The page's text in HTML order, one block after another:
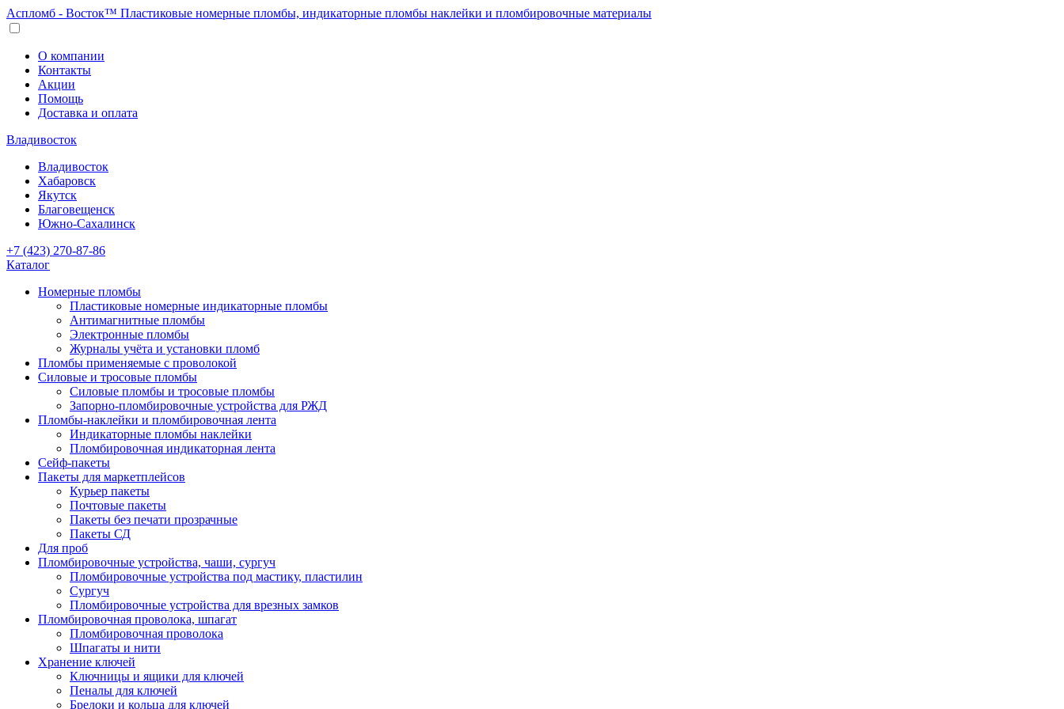
Аспломб - Восток™ Пластиковые номерные пломбы, индикаторные пломбы наклейки и пломбировочные материалы
О компании
Контакты
Акции
Помощь
Доставка и оплата
Владивосток
Владивосток
Хабаровск
Якутск
Благовещенск
Южно-Сахалинск
+7 (423) 270-87-86
Каталог
Номерные пломбы
Пластиковые номерные индикаторные пломбы
Антимагнитные пломбы
Электронные пломбы
Журналы учёта и установки пломб
Пломбы применяемые с проволокой
Силовые и тросовые пломбы
Силовые пломбы и тросовые пломбы
Запорно-пломбировочные устройства для РЖД
Пломбы-наклейки и пломбировочная лента
Индикаторные пломбы наклейки
Пломбировочная индикаторная лента
Сейф-пакеты
Пакеты для маркетплейсов
Курьер пакеты
Почтовые пакеты
Пакеты без печати прозрачные
Пакеты СД
Для проб
Пломбировочные устройства, чаши, сургуч
Пломбировочные устройства под мастику, пластилин
Сургуч
Пломбировочные устройства для врезных замков
Пломбировочная проволока, шпагат
Пломбировочная проволока
Шпагаты и нити
Хранение ключей
Ключницы и ящики для ключей
Пеналы для ключей
Брелоки и кольца для ключей